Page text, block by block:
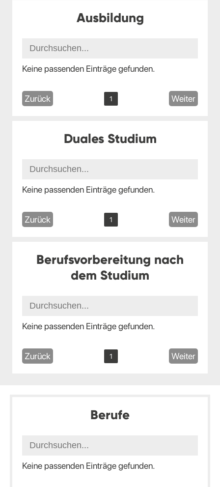
Ausbildung
Keine passenden Einträge gefunden.
Zurück 1 Weiter
Duales Studium
Keine passenden Einträge gefunden.
Zurück 1 Weiter
Berufsvorbereitung nach
dem Studium
Keine passenden Einträge gefunden.
Zurück 1 Weiter
Berufe
Keine passenden Einträge gefunden.